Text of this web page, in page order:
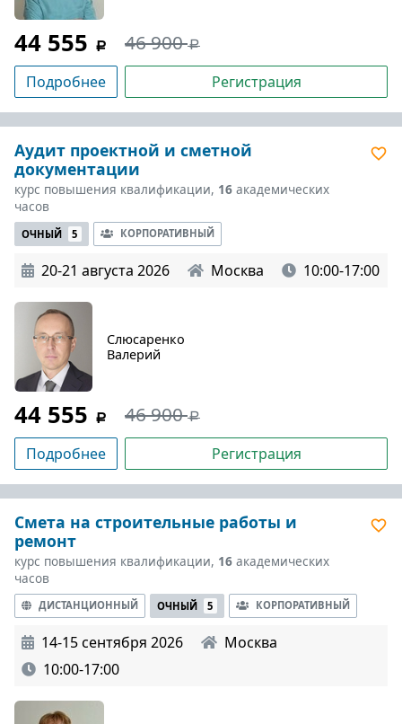
44 555 46 900
Подробнее Регистрация
Аудит проектной и сметной
документации
курс повышения квалификации, 16 академических
часов
ОЧНЫЙ 5 КОРПОРАТИВНЫЙ
20-21 августа 2026 Москва 10:00-17:00
Слюсаренко
Валерий
44 555 46 900
Подробнее Регистрация
Смета на строительные работы и
ремонт
курс повышения квалификации, 16 академических
часов
ДИСТАНЦИОННЫЙ ОЧНЫЙ 5 КОРПОРАТИВНЫЙ
14-15 сентября 2026
Москва
10:00-17:00